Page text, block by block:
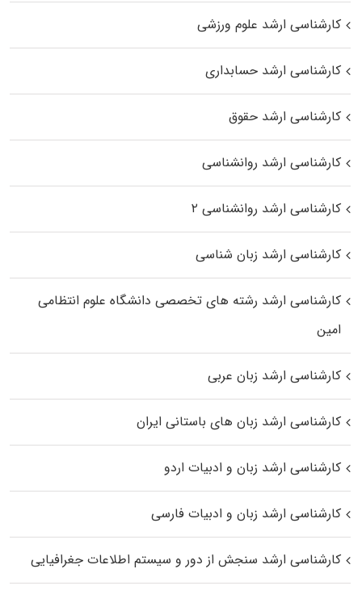
کارشناسی ارشد علوم ورزشی
کارشناسی ارشد حسابداری
کارشناسی ارشد حقوق
کارشناسی ارشد روانشناسی
کارشناسی ارشد روانشناسی ۲
کارشناسی ارشد زبان شناسی
کارشناسی ارشد رﺷﺘﻪ ﻫﺎی تخصصی داﻧﺸﮕﺎه ﻋﻠﻮم انتظامی
اﻣﻴﻦ
کارشناسی ارشد زبان عربی
کارشناسی ارشد زبان‌ های باستانی ایران
کارشناسی ارشد زبان و ادبیات اردو
کارشناسی ارشد زبان و ادبیات فارسی
کارشناسی ارشد سنجش از دور و سیستم اطلاعات جغرافیایی